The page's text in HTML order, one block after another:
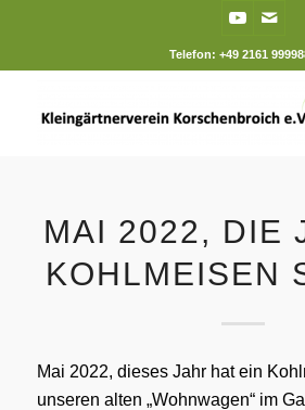
Telefon: +49 2161
MAI 2022, DIE
KOHLMEISEN
Mai 2022, dieses Jahr hat ein
unseren alten „Wohnwagen“ im